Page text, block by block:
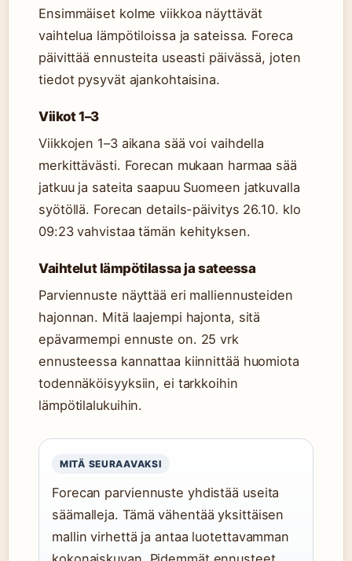
Ensimmäiset kolme viikkoa näyttävät
vaihtelua lämpötiloissa ja sateissa. Foreca
päivittää ennusteita useasti päivässä, joten
tiedot pysyvät ajankohtaisina.
Viikot 1–3
Viikkojen 1–3 aikana sää voi vaihdella
merkittävästi. Forecan mukaan harmaa sää
jatkuu ja sateita saapuu Suomeen jatkuvalla
syötöllä. Forecan details-päivitys 26.10. klo
09:23 vahvistaa tämän kehityksen.
Vaihtelut lämpötilassa ja sateessa
Parviennuste näyttää eri malliennusteiden
hajonnan. Mitä laajempi hajonta, sitä
epävarmempi ennuste on. 25 vrk
ennusteessa kannattaa kiinnittää huomiota
todennäköisyyksiin, ei tarkkoihin
lämpötilalukuihin.
MITÄ SEURAAVAKSI
Forecan parviennuste yhdistää useita
säämalleja. Tämä vähentää yksittäisen
mallin virhettä ja antaa luotettavamman